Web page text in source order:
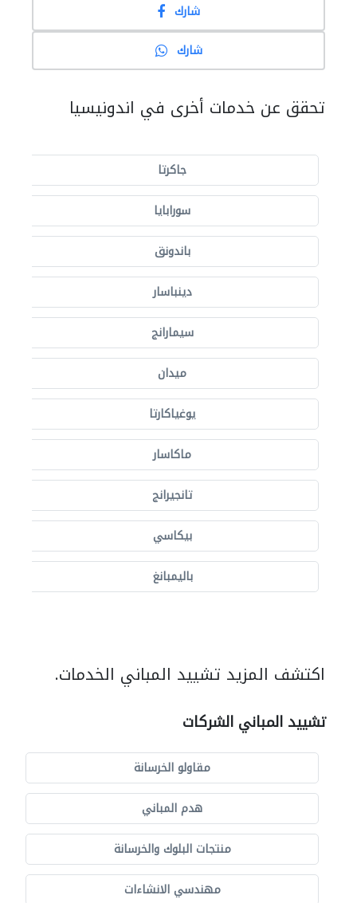
شارك
شارك
تحقق عن خدمات أخرى في اندونيسيا
جاكرتا
سورابايا
باندونق
دينباسار
سيمارانج
ميدان
يوغياكارتا
ماكاسار
تانجيرانج
بيكاسي
باليمبانغ
اكتشف المزيد تشييد المباني الخدمات.
تشييد المباني الشركات
مقاولو الخرسانة
هدم المباني
منتجات البلوك والخرسانة
مهندسي الانشاءات